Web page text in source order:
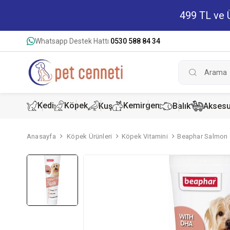
499 TL ve
Whatsapp Destek Hattı 0530 588 84 34
Kedi
Kedi
Kedi
Köpek
Köpek
Köpek
Kuş Kemirgen
Hamster
Tavşan
Balık
Anasayfa Köpek Ürünleri Köpek Vitamini Beaphar Salmon